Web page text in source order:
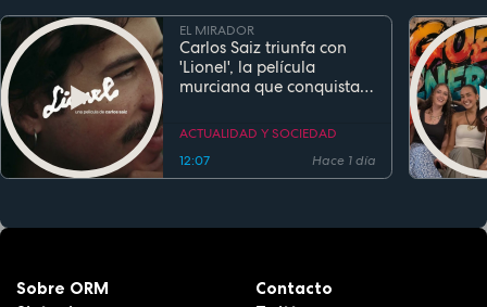
EL MIRADOR
Carlos Saiz triunfa con
'Lionel', la película
murciana que conquista
estreno
ACTUALIDAD Y SOCIEDAD
12:07
Hace 1 día
Sobre ORM
Contacto